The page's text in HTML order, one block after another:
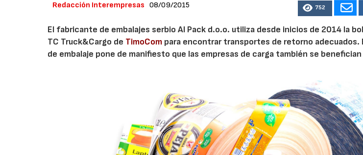
Redacción Interempresas 08/09/2015 752
El fabricante de embalajes serbio Al Pack d.o.o. utiliza desde inicios de 2014 la
TC Truck&Cargo de TimoCom para encontrar transportes de retorno adecuados.
de embalaje pone de manifiesto que las empresas de carga también se